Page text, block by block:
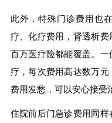
此外，特殊门诊费用也
疗、化疗费用，肾透析费
百万医疗险都能覆盖。
疗，每次费用高达数万
费用发愁，可以安心接受
住院前后门急诊费用同